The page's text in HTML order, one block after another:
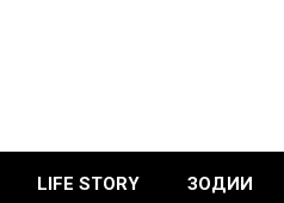
LIFE STORY ЗОДИИ